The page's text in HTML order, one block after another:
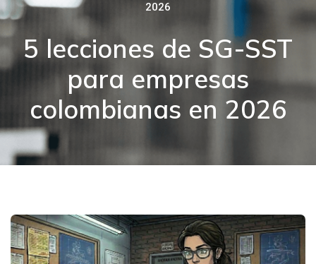
2026
5 lecciones de SG-SST
para empresas
colombianas en 2026